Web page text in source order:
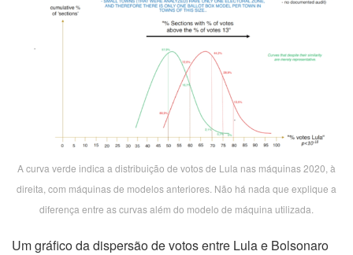
A curva verde indica a distribuição de votos de Lula nas máquinas 2020, à
direita, com máquinas de modelos anteriores. Não há nada que explique a
diferença entre as curvas além do modelo de máquina utilizada.
Um gráfico da dispersão de votos entre Lula e Bolsonaro